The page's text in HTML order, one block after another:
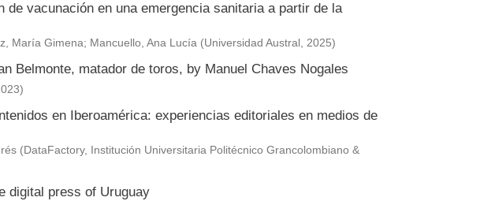
vacunación en una emergencia sanitaria a partir de la
María Gimena; Mancuello, Ana Lucía (Universidad Austral , 2025)
Belmonte, matador de toros, by Manuel Chaves Nogales
)
en Iberoamérica: experiencias editoriales en medios de
(DataFactory, Institución Universitaria Politécnico Grancolombiano &
digital press of Uruguay